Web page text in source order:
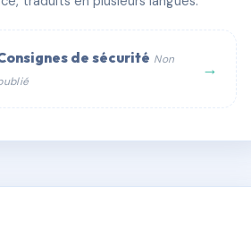
de sécurité Non
→